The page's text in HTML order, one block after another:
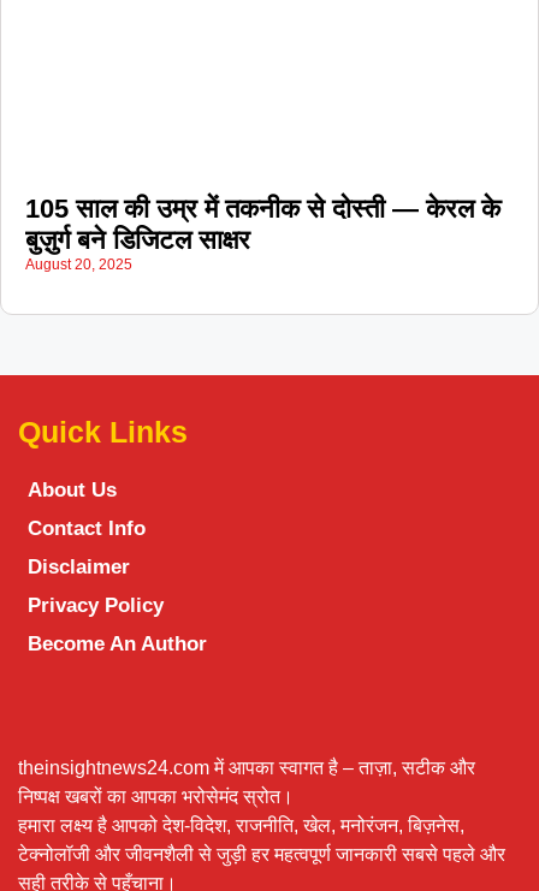
105 साल की उम्र में तकनीक से दोस्ती — केरल के
बुज़ुर्ग बने डिजिटल साक्षर
August 20, 2025
Quick Links
About Us
Contact Info
Disclaimer
Privacy Policy
Become An Author
theinsightnews24.com में आपका स्वागत है – ताज़ा, सटीक और
निष्पक्ष खबरों का आपका भरोसेमंद स्रोत।
हमारा लक्ष्य है आपको देश-विदेश, राजनीति, खेल, मनोरंजन, बिज़नेस,
टेक्नोलॉजी और जीवनशैली से जुड़ी हर महत्वपूर्ण जानकारी सबसे पहले और
सही तरीके से पहुँचाना।